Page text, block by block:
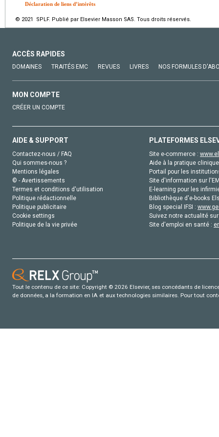
Déclaration de liens d’intérêts
© 2021 SPLF. Publié par Elsevier Masson SAS. Tous droits réservés.
ACCÈS RAPIDES
DOMAINES TRAITÉS EMC REVUES LIVRES NOS FORMULES
MON COMPTE
CRÉER UN COMPTE
AIDE & SUPPORT
Contactez-nous / FAQ
Qui sommes-nous ?
Mentions légales
© - Avertissements
Termes et conditions d'utilisation
Politique rédactionnelle
Politique publicitaire
Cookie settings
Politique de la vie privée
PLATEFORMES
Site e-commerce :
Aide à la pratique
Portail pour les
Site d'information sur
E-learning pour les
Bibliothèque d'e-books
Blog special IFSI :
Suivez notre actualité
Site d'emploi en santé :
Tout le contenu de ce site: Copyright © 2026 Elsevier, ses concédants de
de données, a la formation en IA et aux technologies similaires. Pour tout